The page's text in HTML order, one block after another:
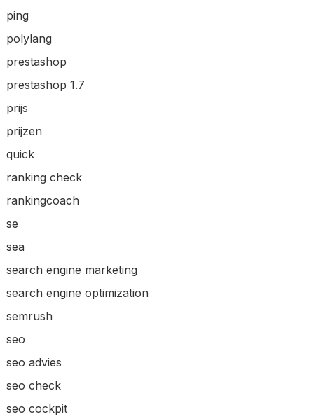
ping
polylang
prestashop
prestashop 1.7
prijs
prijzen
quick
ranking check
rankingcoach
se
sea
search engine marketing
search engine optimization
semrush
seo
seo advies
seo check
seo cockpit